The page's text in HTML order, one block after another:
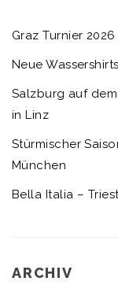
Graz Turnier 2026
Neue
Salzburg auf
in Linz
Stürmischer
München
Bella Italia –
ARCHIV